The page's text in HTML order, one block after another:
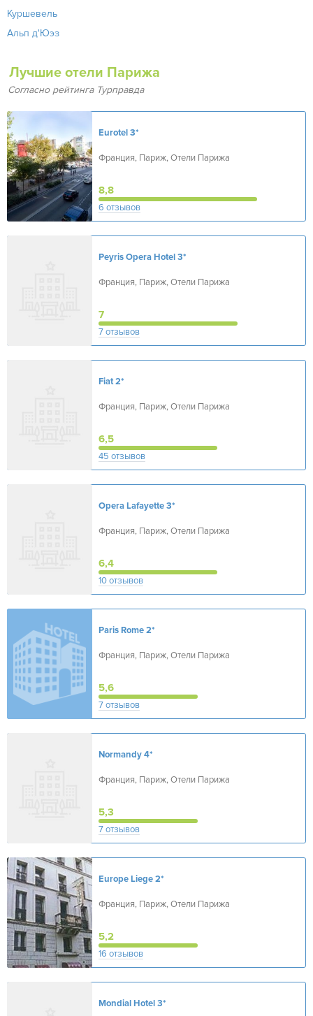
Куршевель
Альп д'Юэз
Лучшие отели Парижа
Согласно рейтинга Турправда
Eurotel3*
Франция, Париж, Отели Парижа
8,8
6 отзывов
Peyris Opera Hotel3*
Франция, Париж, Отели Парижа
7
7 отзывов
Fiat2*
Франция, Париж, Отели Парижа
6,5
45 отзывов
Opera Lafayette3*
Франция, Париж, Отели Парижа
6,4
10 отзывов
Paris Rome2*
Франция, Париж, Отели Парижа
5,6
7 отзывов
Normandy4*
Франция, Париж, Отели Парижа
5,3
7 отзывов
Europe Liege2*
Франция, Париж, Отели Парижа
5,2
16 отзывов
Mondial Hotel3*